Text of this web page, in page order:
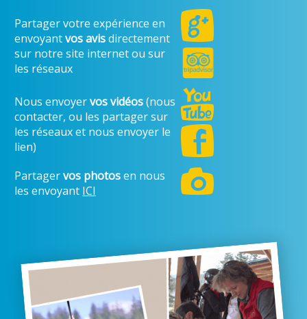
Partager votre expérience en
envoyantvos avisdirectement
sur notre site internet ou sur
les réseaux
Nous envoyervos vidéos(nous
contacter, ou les partager sur
les réseaux et nous envoyer le
lien)
Partagervos photosen nous
les envoyant ICI